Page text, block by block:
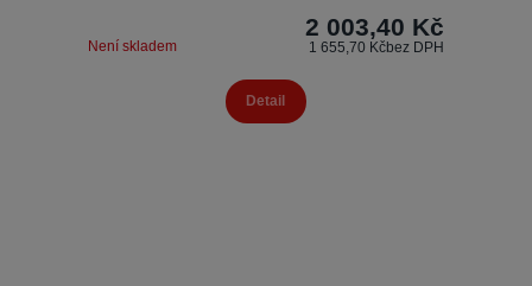
2 003,40 Kč
1 655,70 Kčbez DPH
Není skladem
Detail